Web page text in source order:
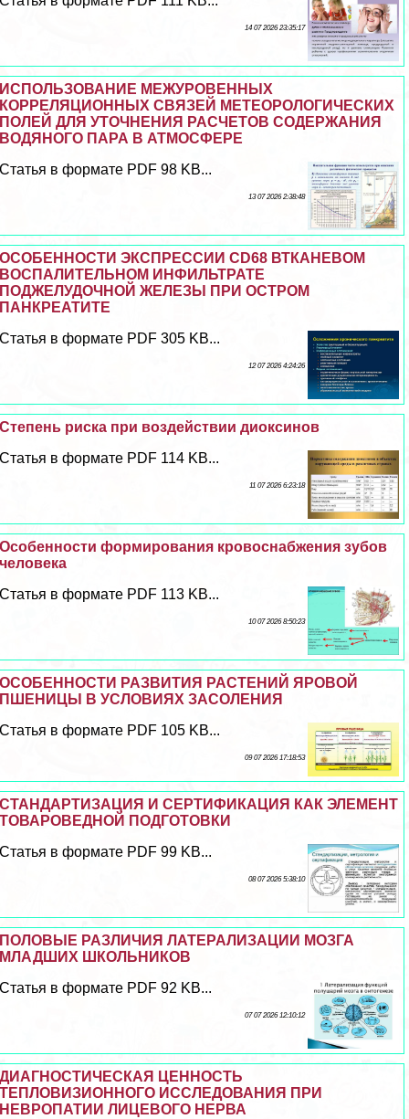
14 07 2026 23:35:17
ИСПОЛЬЗОВАНИЕ МЕЖУРОВЕННЫХ
КОРРЕЛЯЦИОННЫХ СВЯЗЕЙ МЕТЕОРОЛОГИЧЕСКИХ
ПОЛЕЙ ДЛЯ УТОЧНЕНИЯ РАСЧЕТОВ СОДЕРЖАНИЯ
ВОДЯНОГО ПАРА В АТМОСФЕРЕ
Статья в формате PDF 98 KB...
13 07 2026 2:38:48
ОСОБЕННОСТИ ЭКСПРЕССИИ CD68 ВТКАНЕВОМ
ВОСПАЛИТЕЛЬНОМ ИНФИЛЬТРАТЕ
ПОДЖЕЛУДОЧНОЙ ЖЕЛЕЗЫ ПРИ ОСТРОМ
ПАНКРЕАТИТЕ
Статья в формате PDF 305 KB...
12 07 2026 4:24:26
Степень риска при воздействии диоксинов
Статья в формате PDF 114 KB...
11 07 2026 6:23:18
Особенности формирования кровоснабжения зубов
человека
Статья в формате PDF 113 KB...
10 07 2026 8:50:23
ОСОБЕННОСТИ РАЗВИТИЯ РАСТЕНИЙ ЯРОВОЙ
ПШЕНИЦЫ В УСЛОВИЯХ ЗАСОЛЕНИЯ
Статья в формате PDF 105 KB...
09 07 2026 17:18:53
СТАНДАРТИЗАЦИЯ И СЕРТИФИКАЦИЯ КАК ЭЛЕМЕНТ
ТОВАРОВЕДНОЙ ПОДГОТОВКИ
Статья в формате PDF 99 KB...
08 07 2026 5:38:10
ПОЛОВЫЕ РАЗЛИЧИЯ ЛАТЕРАЛИЗАЦИИ МОЗГА
МЛАДШИХ ШКОЛЬНИКОВ
Статья в формате PDF 92 KB...
07 07 2026 12:10:12
ДИАГНОСТИЧЕСКАЯ ЦЕННОСТЬ
ТЕПЛОВИЗИОННОГО ИССЛЕДОВАНИЯ ПРИ
НЕВРОПАТИИ ЛИЦЕВОГО НЕРВА